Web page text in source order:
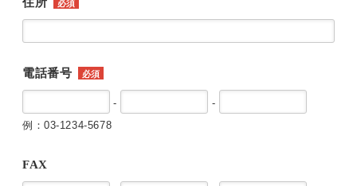
必須
電話番号 必須
-
-
例：03-1234-5678
FAX